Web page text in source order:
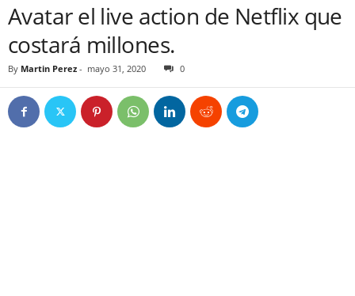
Avatar el live action de Netflix que
costará millones.
By Martin Perez - mayo 31, 2020 0